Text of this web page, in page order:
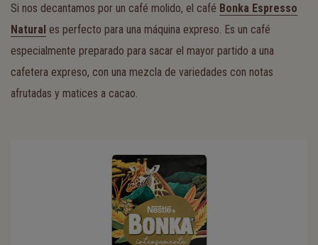
Si nos decantamos por un café molido, el café Bonka Espresso
Natural es perfecto para una máquina expreso. Es un café
especialmente preparado para sacar el mayor partido a una
cafetera expreso, con una mezcla de variedades con notas
afrutadas y matices a cacao.